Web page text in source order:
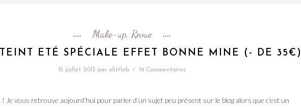
Make-up, Revue
ETÉ SPÉCIALE EFFET BONNE MINE (- DE 35€)
15 juillet 2013 par alittleb / 19 Commentaires
! Je vous retrouve aujourd’hui pour parler d’un sujet peu présent sur le blog alors que c’est un